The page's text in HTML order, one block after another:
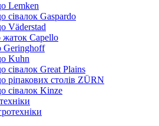
Lemken
сівалок Gaspardo
Väderstad
жаток Capello
Geringhoff
Kuhn
сівалок Great Plains
ріпакових столів ZÜRN
сівалок Kinze